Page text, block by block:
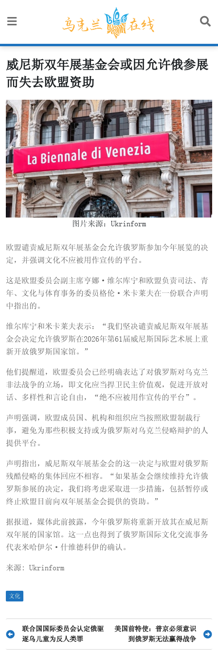
威尼斯双年展基金会或因允许俄参展
而失去欧盟资助
图片来源：Ukrinform
欧盟谴责威尼斯双年展基金会允许俄罗斯参加今年展览的决
定，并强调文化不应被用作宣传的平台。
这是欧盟委员会副主席亨娜·维尔库宁和欧盟负责司法、青
年、文化与体育事务的委员格伦·米卡莱夫在一份联合声明
中指出的。
维尔库宁和米卡莱夫表示：“我们坚决谴责威尼斯双年展基
金会决定允许俄罗斯在2026年第61届威尼斯国际艺术展上重
新开放俄罗斯国家馆。”
他们提醒道，欧盟委员会已经明确表达了对俄罗斯对乌克兰
非法战争的立场，即文化应当捍卫民主价值观，促进开放对
话、多样性和言论自由，“绝不应被用作宣传的平台”。
声明强调，欧盟成员国、机构和组织应当按照欧盟制裁行
事，避免为那些积极支持或为俄罗斯对乌克兰侵略辩护的人
提供平台。
声明指出，威尼斯双年展基金会的这一决定与欧盟对俄罗斯
残酷侵略的集体回应不相容。“如果基金会继续维持允许俄
罗斯参展的决定，我们将考虑采取进一步措施，包括暂停或
终止欧盟目前向双年展基金会提供的资助。”
据报道，媒体此前披露，今年俄罗斯将重新开放其在威尼斯
双年展的国家馆。这一点也得到了俄罗斯国际文化交流事务
代表米哈伊尔·什维德科伊的确认。
来源: Ukrinform
文化
文
联合国国际委员会认定俄驱
逐乌儿童为反人类罪
美国前特使：普京必须意识
到俄罗斯无法赢得战争